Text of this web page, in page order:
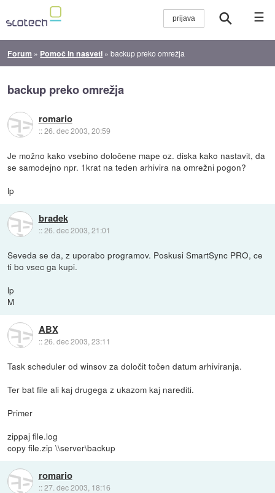
☰
Forum » Pomoč in nasveti »backup preko omrežja
backup preko omrežja
romario
::26. dec 2003, 20:59
Je možno kako vsebino določene mape oz. diska kako nastavit, da
se samodejno npr. 1krat na teden arhivira na omrežni pogon?
lp
bradek
::26. dec 2003, 21:01
Seveda se da, z uporabo programov. Poskusi SmartSync PRO, ce
ti bo vsec ga kupi.
lp
M
ABX
::26. dec 2003, 23:11
Task scheduler od winsov za določit točen datum arhiviranja.
Ter bat file ali kaj drugega z ukazom kaj narediti.
Primer
zippaj file.log
copy file.zip \\server\backup
romario
::27. dec 2003, 18:16